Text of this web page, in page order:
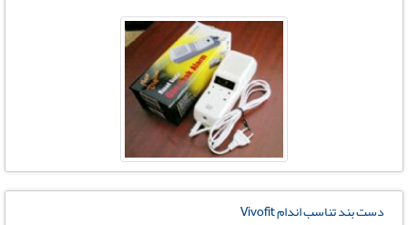
دست بند تناسب اندام Vivofit